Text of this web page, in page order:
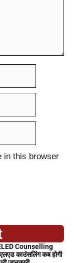
in this browser
Counselling
काउंसलिंग कब होगी